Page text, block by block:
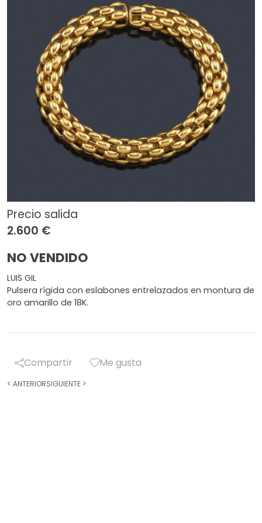
Precio salida
2.600 €
NO VENDIDO
LUIS GIL
Pulsera rígida con eslabones entrelazados en montura de
oro amarillo de 18K.
Compartir Me gusta
< ANTERIORSIGUIENTE >